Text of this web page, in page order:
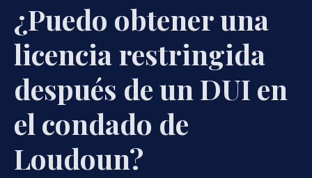
¿Puedo obtener una
licencia restringida
después de un DUI en
el condado de
Loudoun?